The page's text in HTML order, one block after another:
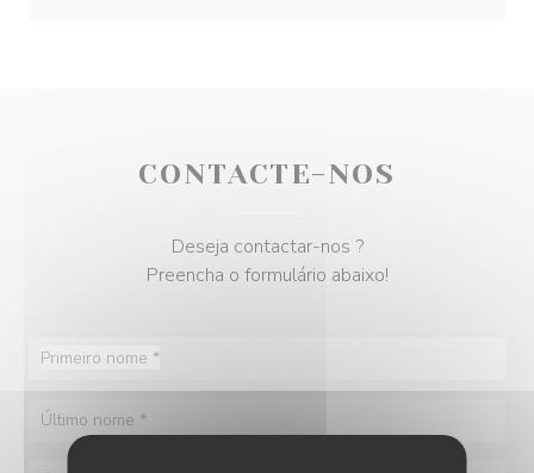
CONTACTE-NOS
Deseja contactar-nos ?
Preencha o formulário abaixo!